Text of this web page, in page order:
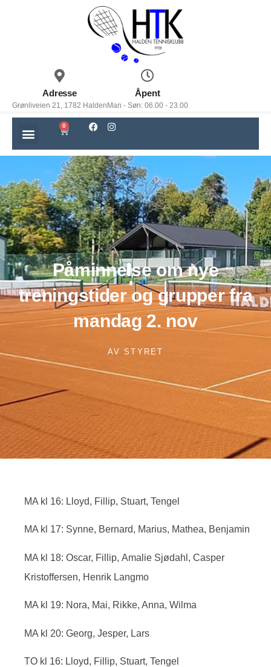
Adresse
Grønliveien 21, 1782 Halden
Åpent
Man - Søn: 06.00 - 23.00
0
Påminnelse om nye
treningstider og grupper fra
mandag 2. nov
AV STYRET
MA kl 16: Lloyd, Fillip, Stuart, Tengel
MA kl 17: Synne, Bernard, Marius, Mathea, Benjamin
MA kl 18: Oscar, Fillip, Amalie Sjødahl, Casper
Kristoffersen, Henrik Langmo
MA kl 19: Nora, Mai, Rikke, Anna, Wilma
MA kl 20: Georg, Jesper, Lars
TO kl 16: Lloyd, Fillip, Stuart, Tengel